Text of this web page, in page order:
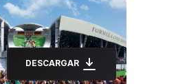
DESCARGAR